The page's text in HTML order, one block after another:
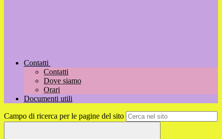
Contatti
Contatti
Dove siamo
Orari
Documenti utili
Campo di ricerca per le pagine del sito